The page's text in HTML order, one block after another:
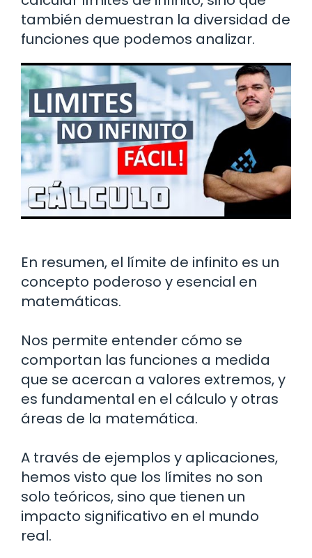
también demuestran la diversidad de
funciones que podemos analizar.
En resumen, el límite de infinito es un
concepto poderoso y esencial en
matemáticas.
Nos permite entender cómo se
comportan las funciones a medida
que se acercan a valores extremos, y
es fundamental en el cálculo y otras
áreas de la matemática.
A través de ejemplos y aplicaciones,
hemos visto que los límites no son
solo teóricos, sino que tienen un
impacto significativo en el mundo
real.